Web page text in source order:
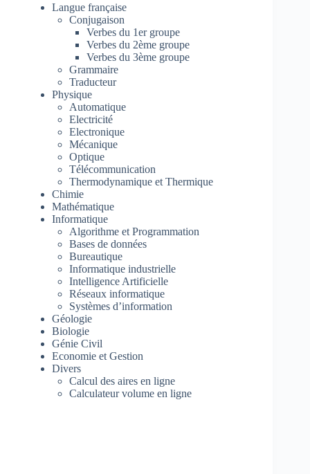
Langue française
Conjugaison
Verbes du 1er groupe
Verbes du 2ème groupe
Verbes du 3ème groupe
Grammaire
Traducteur
Physique
Automatique
Electricité
Electronique
Mécanique
Optique
Télécommunication
Thermodynamique et Thermique
Chimie
Mathématique
Informatique
Algorithme et Programmation
Bases de données
Bureautique
Informatique industrielle
Intelligence Artificielle
Réseaux informatique
Systèmes d’information
Géologie
Biologie
Génie Civil
Economie et Gestion
Divers
Calcul des aires en ligne
Calculateur volume en ligne